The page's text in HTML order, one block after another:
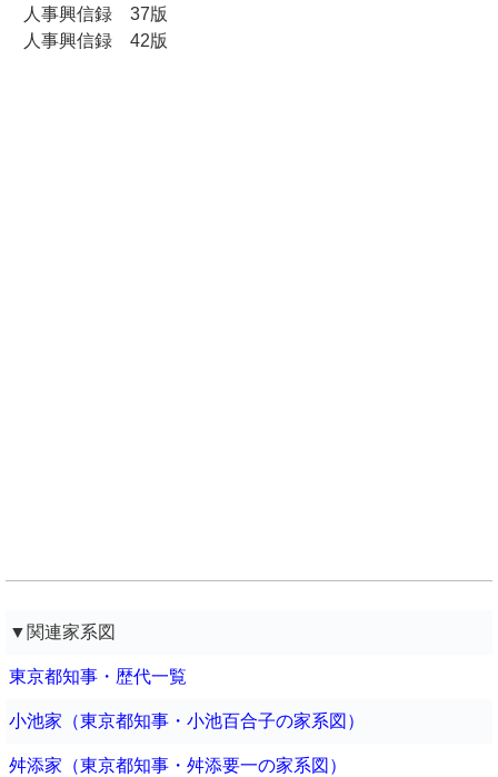
人事興信録 37版
人事興信録 42版
▼関連家系図
東京都知事・歴代一覧
小池家（東京都知事・小池百合子の家系図）
舛添家（東京都知事・舛添要一の家系図）